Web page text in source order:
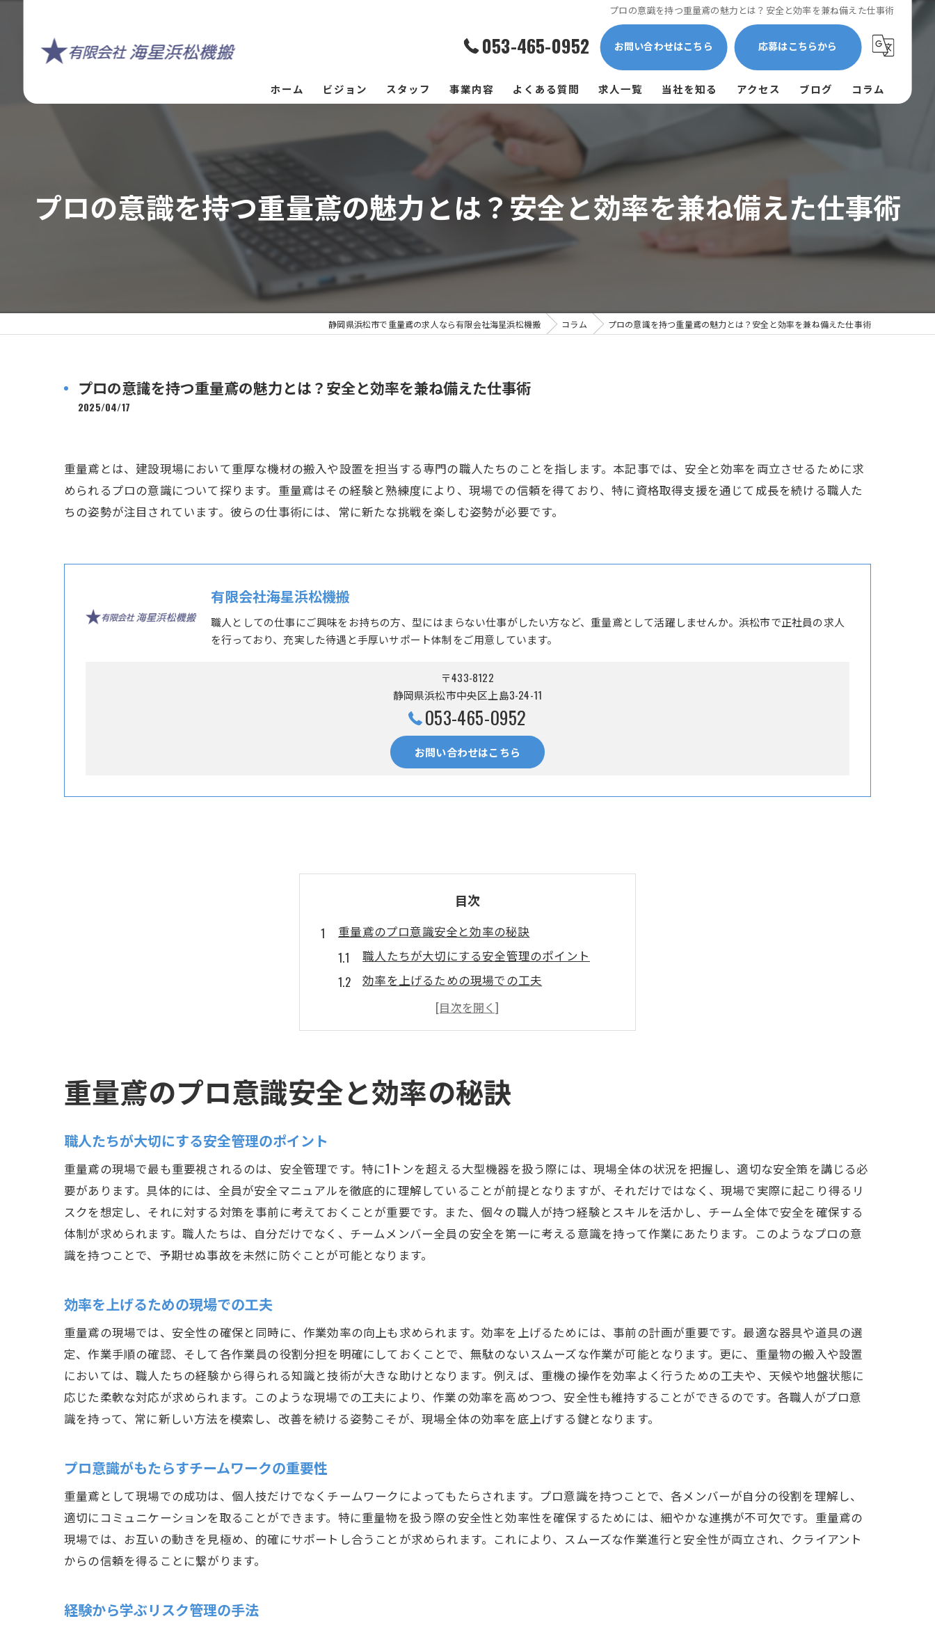
プロの意識を持つ重量鳶の魅力とは？安全と効率を兼ね備えた仕事術
053-465-0952 お問い合わせはこちら 応募はこちらから
ホーム ビジョン スタッフ 事業内容 よくある質問 求人一覧 当社を知る
残業少なめ
高収入
アクセス ブログ コラム
プロの意識を持つ重量鳶の魅力とは？安全と効率を兼ね備えた仕事術
静岡県浜松市で重量鳶の求人なら有限会社海星浜松機搬 コラム プロの意識を持つ重量鳶の魅力とは？安全と効率を兼ね備えた仕事術
プロの意識を持つ重量鳶の魅力とは？安全と効率を兼ね備えた仕事術
2025/04/17
重量鳶とは、建設現場において重厚な機材の搬入や設置を担当する専門の職人たちのことを指します。本記事では、安全と効率を両立させるために求
められるプロの意識について探ります。重量鳶はその経験と熟練度により、現場での信頼を得ており、特に資格取得支援を通じて成長を続ける職人た
ちの姿勢が注目されています。彼らの仕事術には、常に新たな挑戦を楽しむ姿勢が必要です。
有限会社海星浜松機搬
職人としての仕事にご興味をお持ちの方、型にはまらない仕事がしたい方など、重量鳶として活躍しませんか。浜松市で正社員の求人
を行っており、充実した待遇と手厚いサポート体制をご用意しています。
〒433-8122
静岡県浜松市中央区上島3-24-11
053-465-0952
お問い合わせはこちら
目次
重量鳶のプロ意識安全と効率の秘訣
職人たちが大切にする安全管理のポイント
効率を上げるための現場での工夫
プロ意識がもたらすチームワークの重要性
経験から学ぶリスク管理の手法
責任感が生む信頼の絆
重量鳶が見せる安全と効率のバランス
事故を未然に防ぐための事前準備
重機操作の安全性を向上させる工夫
効率化を実現するためのコミュニケーション
トラブルを乗り越えるための柔軟な対応
継続的なスキルアップの必要性
安全基準を守るための意識改革
チーム全体での目標設定と共有
プロ意識がもたらす顧客満足度
現場での創意工夫が生む成果
チャレンジ精神がもたらす成長
新技術への適応力とその価値
重量鳶のプロ意識安全と効率の秘訣
職人たちが大切にする安全管理のポイント
重量鳶の現場で最も重要視されるのは、安全管理です。特に1トンを超える大型機器を扱う際には、現場全体の状況を把握し、適切な安全策を講じる必
要があります。具体的には、全員が安全マニュアルを徹底的に理解していることが前提となりますが、それだけではなく、現場で実際に起こり得るリ
スクを想定し、それに対する対策を事前に考えておくことが重要です。また、個々の職人が持つ経験とスキルを活かし、チーム全体で安全を確保する
体制が求められます。職人たちは、自分だけでなく、チームメンバー全員の安全を第一に考える意識を持って作業にあたります。このようなプロの意
識を持つことで、予期せぬ事故を未然に防ぐことが可能となります。
効率を上げるための現場での工夫
重量鳶の現場では、安全性の確保と同時に、作業効率の向上も求められます。効率を上げるためには、事前の計画が重要です。最適な器具や道具の選
定、作業手順の確認、そして各作業員の役割分担を明確にしておくことで、無駄のないスムーズな作業が可能となります。更に、重量物の搬入や設置
においては、職人たちの経験から得られる知識と技術が大きな助けとなります。例えば、重機の操作を効率よく行うための工夫や、天候や地盤状態に
応じた柔軟な対応が求められます。このような現場での工夫により、作業の効率を高めつつ、安全性も維持することができるのです。各職人がプロ意
識を持って、常に新しい方法を模索し、改善を続ける姿勢こそが、現場全体の効率を底上げする鍵となります。
プロ意識がもたらすチームワークの重要性
重量鳶として現場での成功は、個人技だけでなくチームワークによってもたらされます。プロ意識を持つことで、各メンバーが自分の役割を理解し、
適切にコミュニケーションを取ることができます。特に重量物を扱う際の安全性と効率性を確保するためには、細やかな連携が不可欠です。重量鳶の
現場では、お互いの動きを見極め、的確にサポートし合うことが求められます。これにより、スムーズな作業進行と安全性が両立され、クライアント
からの信頼を得ることに繋がります。
経験から学ぶリスク管理の手法